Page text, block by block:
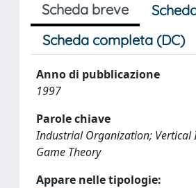
Scheda breve
Scheda completa (DC)
Anno di pubblicazione
1997
Parole chiave
Industrial Organization; Vertical
Game Theory
Appare nelle tipologie: